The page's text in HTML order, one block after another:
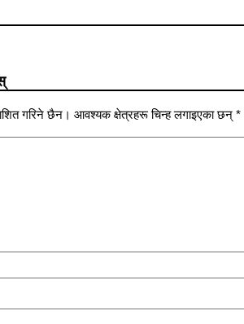
गरिने छैन। आवश्यक क्षेत्रहरू चिन्ह लगाइएका छन् *